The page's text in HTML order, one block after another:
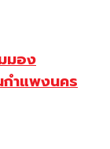
มอง
กำแพงนคร